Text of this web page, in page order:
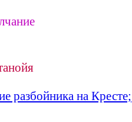
разбойника на Кресте;